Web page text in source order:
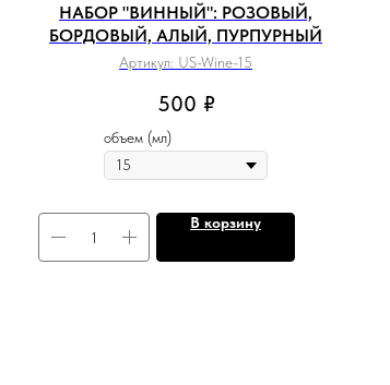
НАБОР "ВИННЫЙ": РОЗОВЫЙ,
БОРДОВЫЙ, АЛЫЙ, ПУРПУРНЫЙ
Артикул: US-Wine-15
500 ₽
объем (мл)
В корзину